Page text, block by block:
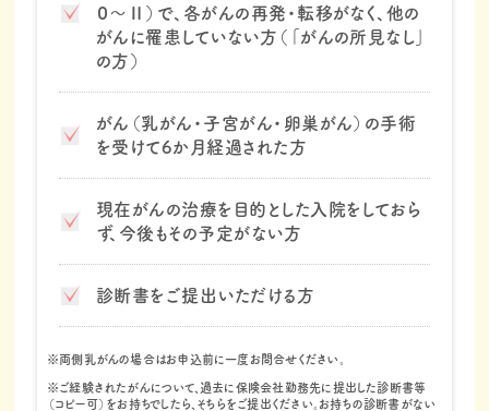
０～Ⅱ）で、各がんの再発・転移がなく、他の
がんに罹患していない方（「がんの所見なし」
の方）​
がん（乳がん・子宮がん・卵巣がん）の手術
を受けて6か月経過された方​
現在がんの治療を目的とした入院をしておら
ず、今後もその予定がない方
診断書をご提出いただける方​
※両側乳がんの場合はお申込前に一度お問合せください。
※ご経験されたがんについて、過去に保険会社勤務先に提出した診断書等
（コピー可）をお持ちでしたら、そちらをご提出ください。お持ちの診断書がない